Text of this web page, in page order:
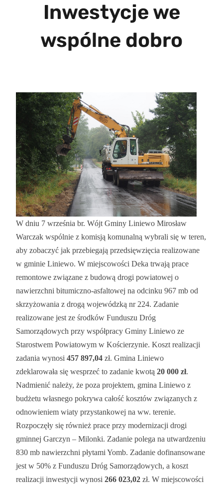
Inwestycje we
wspólne dobro
W dniu 7 września br. Wójt Gminy Liniewo Mirosław
Warczak wspólnie z komisją komunalną wybrali się w teren,
aby zobaczyć jak przebiegają przedsięwzięcia realizowane
w gminie Liniewo. W miejscowości Deka trwają prace
remontowe związane z budową drogi powiatowej o
nawierzchni bitumiczno-asfaltowej na odcinku 967 mb od
skrzyżowania z drogą wojewódzką nr 224. Zadanie
realizowane jest ze środków Funduszu Dróg
Samorządowych przy współpracy Gminy Liniewo ze
Starostwem Powiatowym w Kościerzynie. Koszt realizacji
zadania wynosi 457 897,04 zł. Gmina Liniewo
zdeklarowała się wesprzeć to zadanie kwotą 20 000 zł.
Nadmienić należy, że poza projektem, gmina Liniewo z
budżetu własnego pokrywa całość kosztów związanych z
odnowieniem wiaty przystankowej na ww. terenie.
Rozpoczęły się również prace przy modernizacji drogi
gminnej Garczyn – Milonki. Zadanie polega na utwardzeniu
830 mb nawierzchni płytami Yomb. Zadanie dofinansowane
jest w 50% z Funduszu Dróg Samorządowych, a koszt
realizacji inwestycji wynosi 266 023,02 zł. W miejscowości